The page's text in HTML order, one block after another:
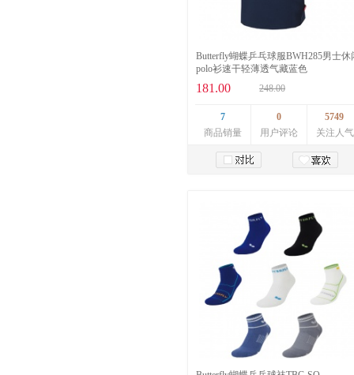
Butterfly蝴蝶乒乓球服BWH285男士休
polo衫速干轻薄透气藏蓝色
181.00 248.00
7
商品销量
0
用户评论
5749
关注人气